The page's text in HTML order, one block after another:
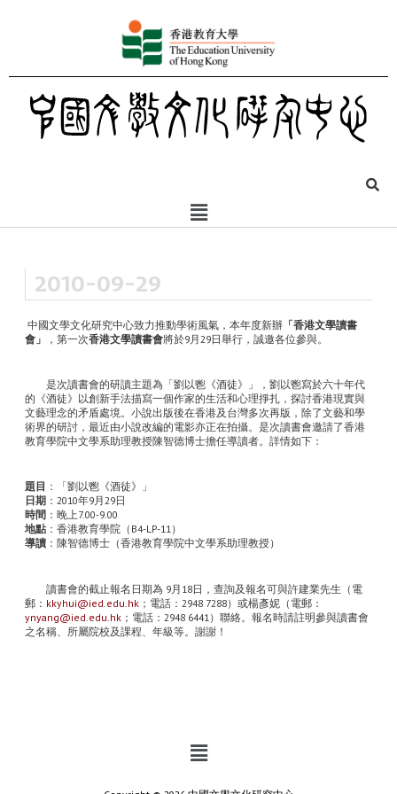
2010-09-29
中國文學文化研究中心致力推動學術風氣，本年度新辦 「香港文學讀書
會」
，第一次香港文學讀書會將於9月 29日舉行，誠邀各位參與。
是次讀書會的研讀主題為「劉以鬯《酒徒》」，劉以鬯寫於六十年代
的《酒徒》以創新手法描寫一個作家的生活和心理掙扎，探討香港現實與
文藝理念的矛盾處境。小說出版後在香港及台灣多次再版，除了文藝和學
術界的研討，最近由小說改編的電影亦正在拍攝。是次讀書會邀請了香港
教育學院中文學系助理教授陳智德博士擔任導讀者。詳情如下：
題目 ：「劉以鬯《酒徒》」
日期 ：2010年9月29日
時間 ：晚上7.00-9.00
地點 ：香港教育學院（ B4-LP-11）
導讀 ：陳智德博士（香港教育學院中文學系助理教授）
讀書會的截止報名日期為 9月 18日，查詢及報名可與許建業先生（電
郵： kkyhui@ied.edu.hk ；電話： 2948 7288）或楊彥妮（電郵：
ynyang@ied.edu.hk ；電話： 2948 6441 ）聯絡。報名時請註明參與讀書會
之名稱、所屬院校及課程、年級等。謝謝！